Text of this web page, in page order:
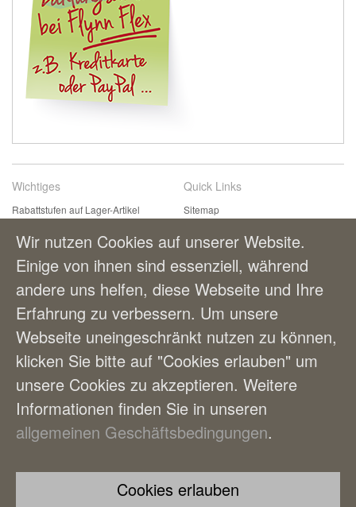
Wichtiges
Rabattstufen auf Lager-Artikel
Einfach & bequem bestellen
Zahlungsmöglichkeiten
Lieferung und Versandkosten
AGBs
Quick Links
Sitemap
Erweiterte Suche
Benutzerkonto
Bestellungen
Höngg – T 044 342 35 13 – F 044 342 35 15 – info@flynnflex.ch
Wir nutzen Cookies auf unserer Website.
Einige von ihnen sind essenziell, während
andere uns helfen, diese Webseite und Ihre
Erfahrung zu verbessern. Um unsere
Webseite uneingeschränkt nutzen zu können,
klicken Sie bitte auf "Cookies erlauben" um
unsere Cookies zu akzeptieren. Weitere
Informationen finden Sie in unseren
allgemeinen Geschäftsbedingungen.
Cookies erlauben